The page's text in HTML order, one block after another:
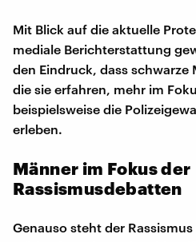
Mit Blick auf die aktuelle
mediale Berichterstattung
den Eindruck, dass schwarze
die sie erfahren, mehr im
beispielsweise die
erleben.
Männer im Fokus der
Rassismusdebatten
Genauso steht der